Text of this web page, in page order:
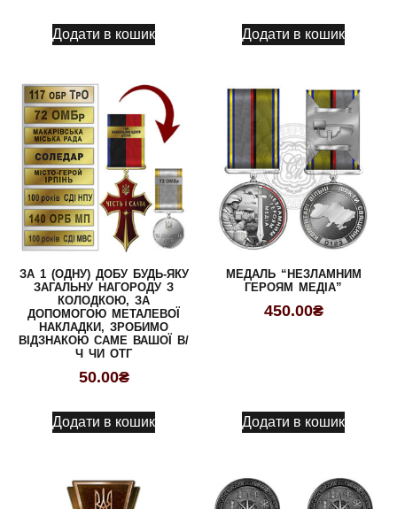
Додати в кошик Додати в кошик
ЗА 1 (ОДНУ) ДОБУ БУДЬ-ЯКУ
ЗАГАЛЬНУ НАГОРОДУ З
КОЛОДКОЮ, ЗА
ДОПОМОГОЮ МЕТАЛЕВОЇ
НАКЛАДКИ, ЗРОБИМО
ВІДЗНАКОЮ САМЕ ВАШОЇ В/
Ч ЧИ ОТГ
50.00₴
Додати в кошик
МЕДАЛЬ “НЕЗЛАМНИМ
ГЕРОЯМ МЕДІА”
450.00₴
Додати в кошик